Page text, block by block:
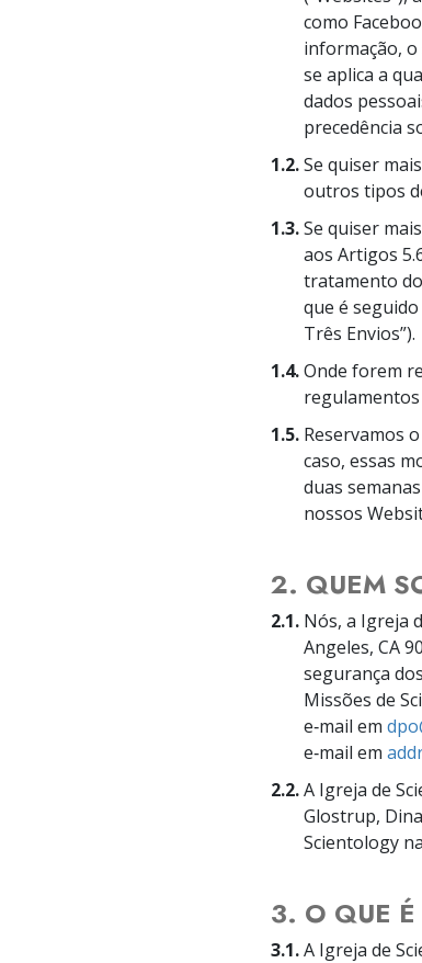
O que é
como
informação,
se aplica a
dados
precedência
1.2.Se quiser
outros tipos
1.3.Se quiser
aos Artigos
tratamento
que é
Três Envios”).
1.4.Onde forem
1.5. Reservamos
caso, essas
duas
nossos
2. QUEM
2.1. Nós, a Igreja
Angeles, CA
segurança
Missões de
e‑mail em
e‑mail em
2.2.A Igreja de
Glostrup,
Scientology
3. O QUE
3.1.A Igreja de